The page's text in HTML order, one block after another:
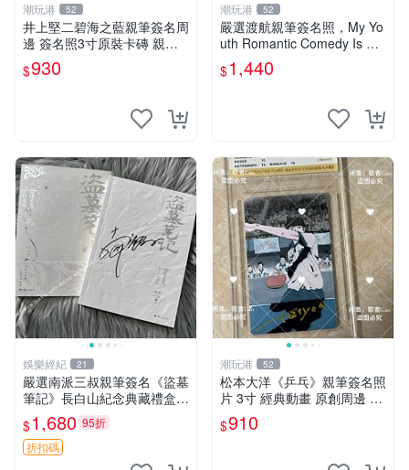
潮玩港 52
井上堅二碧海之藍親筆簽名周
邊 簽名照3寸原裝卡磚 親
筆、收藏、簽名照
$930
潮玩港 52
嚴選渡航親筆簽名照，My Yo
uth Romantic Comedy Is Wr
ong限量收藏版 青春戀愛物語
原創 漫畫周邊
$1,440
娛樂經紀 21
嚴選南派三叔親筆簽名《盜墓
筆記》長白山紀念典藏禮盒，
限量收藏必備 原著小說 定價
特別款
$1,680 95折
折扣碼
潮玩港 52
松本大洋《乒乓》親筆簽名照
片 3寸 經典動畫 原創周邊 經
典動漫 周邊收藏 照片卡磚
$910